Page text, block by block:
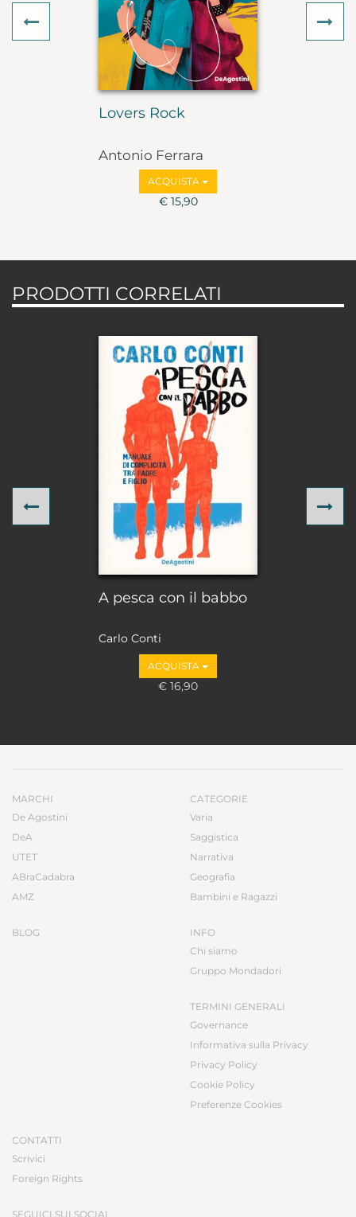
Lovers Rock
Antonio Ferrara
ACQUISTA
€ 15,90
Previous
PRODOTTI CORRELATI
A pesca con il babbo
Carlo Conti
ACQUISTA
€ 16,90
Previous
MARCHI
De Agostini
DeA
UTET
ABraCadabra
AMZ
BLOG
CATEGORIE
Varia
Saggistica
Narrativa
Geografia
Bambini e Ragazzi
INFO
Chi siamo
Gruppo Mondadori
TERMINI GENERALI
Governance
Informativa sulla Privacy
Privacy Policy
Cookie Policy
Preferenze Cookies
CONTATTI
Scrivici
Foreign Rights
SEGUICI SUI SOCIAL